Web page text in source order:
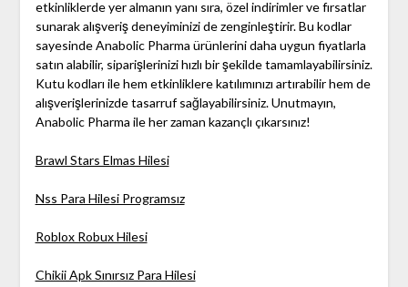
etkinliklerde yer almanın yanı sıra, özel indirimler ve fırsatlar
sunarak alışveriş deneyiminizi de zenginleştirir. Bu kodlar
sayesinde Anabolic Pharma ürünlerini daha uygun fiyatlarla
satın alabilir, siparişlerinizi hızlı bir şekilde tamamlayabilirsiniz.
Kutu kodları ile hem etkinliklere katılımınızı artırabilir hem de
alışverişlerinizde tasarruf sağlayabilirsiniz. Unutmayın,
Anabolic Pharma ile her zaman kazançlı çıkarsınız!
Brawl Stars Elmas Hilesi
Nss Para Hilesi Programsız
Roblox Robux Hilesi
Chikii Apk Sınırsız Para Hilesi